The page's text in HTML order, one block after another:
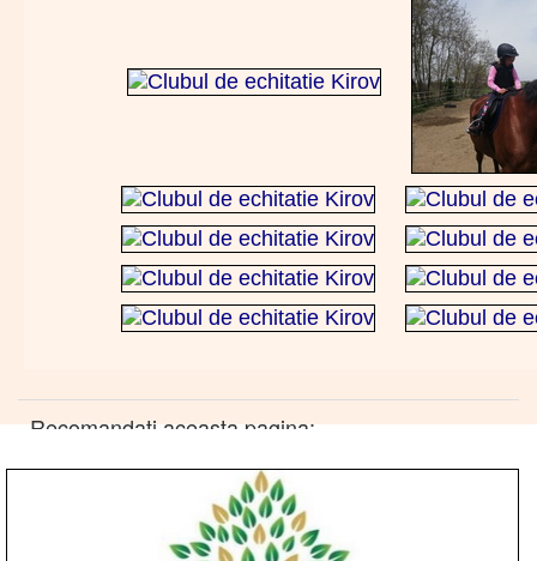
Recomandati aceasta pagina: